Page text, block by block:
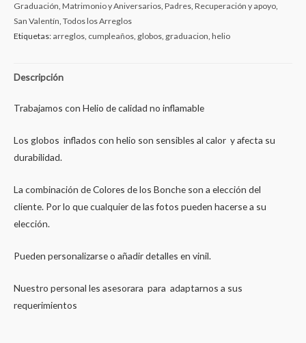
Graduación, Matrimonio y Aniversarios, Padres, Recuperación y apoyo,
San Valentín, Todos los Arreglos
Etiquetas: arreglos, cumpleaños, globos, graduacion, helio
Descripción
Trabajamos con Helio de calidad no inflamable
Los globos inflados con helio son sensibles al calor y afecta su
durabilidad.
La combinación de Colores de los Bonche son a elección del
cliente. Por lo que cualquier de las fotos pueden hacerse a su
elección.
Pueden personalizarse o añadir detalles en vinil.
Nuestro personal les asesorara para adaptarnos a sus
requerimientos